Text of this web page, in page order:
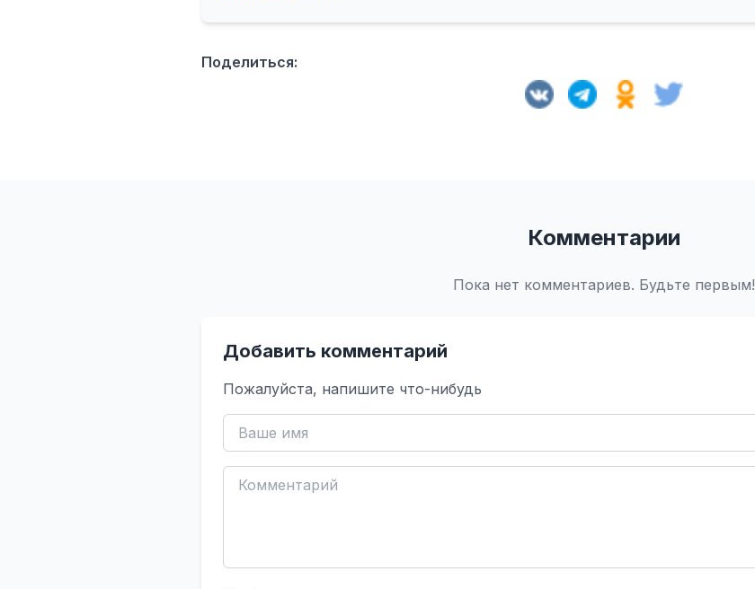
Поделиться:
Комментарии
Пока нет комментариев. Будьте первым!
Добавить комментарий
Пожалуйста, напишите что-нибудь